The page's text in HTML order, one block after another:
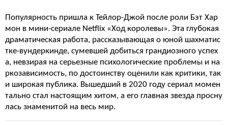
Популярность пришла к Тейлор-Джой после роли Бэт Хар
мон в мини-сериале Netflix «Ход королевы». Эта глубокая
драматическая работа, рассказывающая о юной шахматис
тке-вундеркинде, сумевшей добиться грандиозного успех
а, невзирая на серьезные психологические проблемы и на
ркозависимость, по достоинству оценили как критики, так
и широкая публика. Вышедший в 2020 году сериал момен
тально стал настоящим хитом, а его главная звезда просну
лась знаменитой на весь мир.